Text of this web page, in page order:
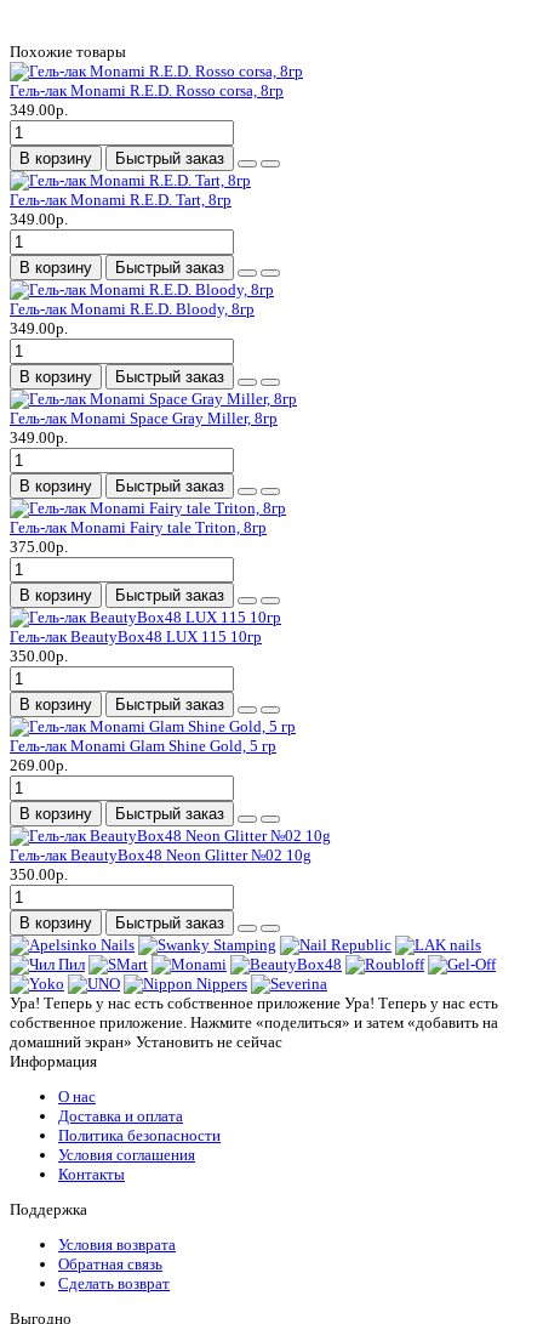
Похожие товары
Гель-лак Monami R.E.D. Rosso corsa, 8гр
349.00р.
В корзину Быстрый заказ
Гель-лак Monami R.E.D. Tart, 8гр
349.00р.
В корзину Быстрый заказ
Гель-лак Monami R.E.D. Bloody, 8гр
349.00р.
В корзину Быстрый заказ
Гель-лак Monami Space Gray Miller, 8гр
349.00р.
В корзину Быстрый заказ
Гель-лак Monami Fairy tale Triton, 8гр
375.00р.
В корзину Быстрый заказ
Гель-лак BeautyBox48 LUX 115 10гр
350.00р.
В корзину Быстрый заказ
Гель-лак Monami Glam Shine Gold, 5 гр
269.00р.
В корзину Быстрый заказ
Гель-лак BeautyBox48 Neon Glitter №02 10g
350.00р.
В корзину Быстрый заказ
Ура! Теперь у нас есть собственное приложение Ура! Теперь у нас есть
собственное приложение. Нажмите «поделиться» и затем «добавить на
домашний экран» Установить не сейчас
Информация
О нас
Доставка и оплата
Политика безопасности
Условия соглашения
Контакты
Поддержка
Условия возврата
Обратная связь
Сделать возврат
Выгодно